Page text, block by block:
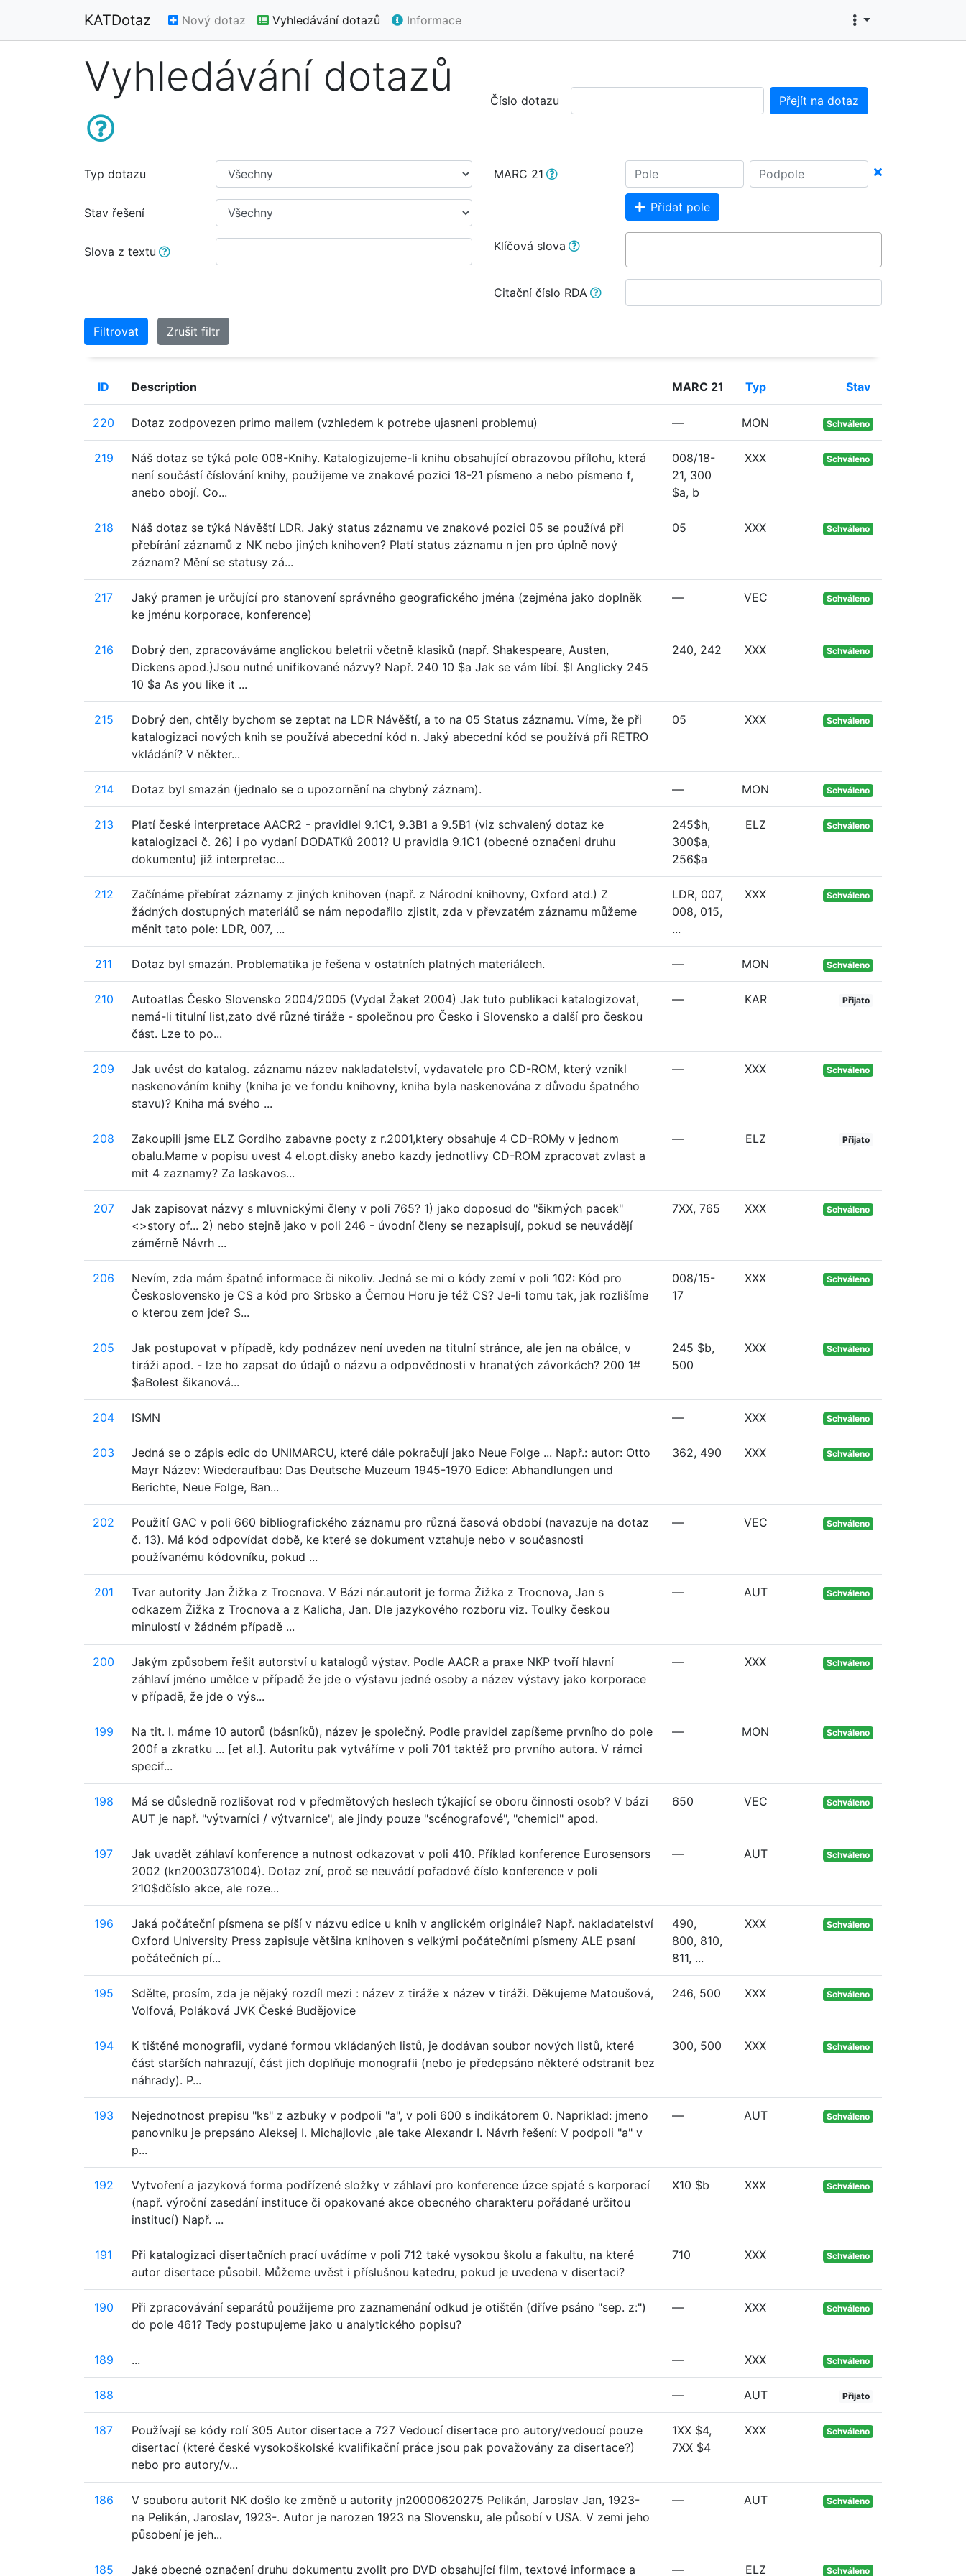
KATDotaz Nový dotaz Vyhledávání dotazů Informace
Vyhledávání dotazů Číslo dotazu Přejít na dotaz
Typ dotazu
Stav řešení
Slova z textu
MARC 21
Přidat pole
Klíčová slova
Citační číslo RDA
Filtrovat Zrušit filtr
ID Description MARC 21 Typ Stav
220 Dotaz zodpovezen primo mailem (vzhledem k potrebe ujasneni problemu) — MON Schváleno
219
Náš dotaz se týká pole 008-Knihy. Katalogizujeme-li knihu obsahující obrazovou přílohu, která
není součástí číslování knihy, použijeme ve znakové pozici 18-21 písmeno a nebo písmeno f,
anebo obojí. Co...
008/18-
21, 300
$a, b
XXX Schváleno
218
Náš dotaz se týká Návěští LDR. Jaký status záznamu ve znakové pozici 05 se používá při
přebírání záznamů z NK nebo jiných knihoven? Platí status záznamu n jen pro úplně nový
záznam? Mění se statusy zá...
05 XXX Schváleno
217
Jaký pramen je určující pro stanovení správného geografického jména (zejména jako doplněk
ke jménu korporace, konference)
— VEC Schváleno
216
Dobrý den, zpracováváme anglickou beletrii včetně klasiků (např. Shakespeare, Austen,
Dickens apod.)Jsou nutné unifikované názvy? Např. 240 10 $a Jak se vám líbí. $l Anglicky 245
10 $a As you like it ...
240, 242 XXX Schváleno
215
Dobrý den, chtěly bychom se zeptat na LDR Návěští, a to na 05 Status záznamu. Víme, že při
katalogizaci nových knih se používá abecední kód n. Jaký abecední kód se používá při RETRO
vkládání? V někter...
05 XXX Schváleno
214 Dotaz byl smazán (jednalo se o upozornění na chybný záznam). — MON Schváleno
213
Platí české interpretace AACR2 - pravidlel 9.1C1, 9.3B1 a 9.5B1 (viz schvalený dotaz ke
katalogizaci č. 26) i po vydaní DODATKů 2001? U pravidla 9.1C1 (obecné označeni druhu
dokumentu) již interpretac...
245$h,
300$a,
256$a
ELZ Schváleno
212
Začínáme přebírat záznamy z jiných knihoven (např. z Národní knihovny, Oxford atd.) Z
žádných dostupných materiálů se nám nepodařilo zjistit, zda v převzatém záznamu můžeme
měnit tato pole: LDR, 007, ...
LDR, 007,
008, 015,
...
XXX Schváleno
211 Dotaz byl smazán. Problematika je řešena v ostatních platných materiálech. — MON Schváleno
210
Autoatlas Česko Slovensko 2004/2005 (Vydal Žaket 2004) Jak tuto publikaci katalogizovat,
nemá-li titulní list,zato dvě různé tiráže - společnou pro Česko i Slovensko a další pro českou
část. Lze to po...
— KAR Přijato
209
Jak uvést do katalog. záznamu název nakladatelství, vydavatele pro CD-ROM, který vznikl
naskenováním knihy (kniha je ve fondu knihovny, kniha byla naskenována z důvodu špatného
stavu)? Kniha má svého ...
— XXX Schváleno
208
Zakoupili jsme ELZ Gordiho zabavne pocty z r.2001,ktery obsahuje 4 CD-ROMy v jednom
obalu.Mame v popisu uvest 4 el.opt.disky anebo kazdy jednotlivy CD-ROM zpracovat zvlast a
mit 4 zaznamy? Za laskavos...
— ELZ Přijato
207
Jak zapisovat názvy s mluvnickými členy v poli 765? 1) jako doposud do "šikmých pacek"
<>story of... 2) nebo stejně jako v poli 246 - úvodní členy se nezapisují, pokud se neuvádějí
záměrně Návrh ...
7XX, 765 XXX Schváleno
206
Nevím, zda mám špatné informace či nikoliv. Jedná se mi o kódy zemí v poli 102: Kód pro
Československo je CS a kód pro Srbsko a Černou Horu je též CS? Je-li tomu tak, jak rozlišíme
o kterou zem jde? S...
008/15-
17
XXX Schváleno
205
Jak postupovat v případě, kdy podnázev není uveden na titulní stránce, ale jen na obálce, v
tiráži apod. - lze ho zapsat do údajů o názvu a odpovědnosti v hranatých závorkách? 200 1#
$aBolest šikanová...
245 $b,
500
XXX Schváleno
204 ISMN — XXX Schváleno
203
Jedná se o zápis edic do UNIMARCU, které dále pokračují jako Neue Folge ... Např.: autor: Otto
Mayr Název: Wiederaufbau: Das Deutsche Muzeum 1945-1970 Edice: Abhandlungen und
Berichte, Neue Folge, Ban...
362, 490 XXX Schváleno
202
Použití GAC v poli 660 bibliografického záznamu pro různá časová období (navazuje na dotaz
č. 13). Má kód odpovídat době, ke které se dokument vztahuje nebo v současnosti
používanému kódovníku, pokud ...
— VEC Schváleno
201
Tvar autority Jan Žižka z Trocnova. V Bázi nár.autorit je forma Žižka z Trocnova, Jan s
odkazem Žižka z Trocnova a z Kalicha, Jan. Dle jazykového rozboru viz. Toulky českou
minulostí v žádném případě ...
— AUT Schváleno
200
Jakým způsobem řešit autorství u katalogů výstav. Podle AACR a praxe NKP tvoří hlavní
záhlaví jméno umělce v případě že jde o výstavu jedné osoby a název výstavy jako korporace
v případě, že jde o výs...
— XXX Schváleno
199
Na tit. l. máme 10 autorů (básníků), název je společný. Podle pravidel zapíšeme prvního do pole
200f a zkratku ... [et al.]. Autoritu pak vytváříme v poli 701 taktéž pro prvního autora. V rámci
specif...
— MON Schváleno
198
Má se důsledně rozlišovat rod v předmětových heslech týkající se oboru činnosti osob? V bázi
AUT je např. "výtvarníci / výtvarnice", ale jindy pouze "scénografové", "chemici" apod.
650 VEC Schváleno
197
Jak uvadět záhlaví konference a nutnost odkazovat v poli 410. Příklad konference Eurosensors
2002 (kn20030731004). Dotaz zní, proč se neuvádí pořadové číslo konference v poli
210$dčíslo akce, ale roze...
— AUT Schváleno
196
Jaká počáteční písmena se píší v názvu edice u knih v anglickém originále? Např. nakladatelství
Oxford University Press zapisuje většina knihoven s velkými počátečními písmeny ALE psaní
počátečních pí...
490,
800, 810,
811, ...
XXX Schváleno
195
Sdělte, prosím, zda je nějaký rozdíl mezi : název z tiráže x název v tiráži. Děkujeme Matoušová,
Volfová, Poláková JVK České Budějovice
246, 500 XXX Schváleno
194
K tištěné monografii, vydané formou vkládaných listů, je dodávan soubor nových listů, které
část starších nahrazují, část jich doplňuje monografii (nebo je předepsáno některé odstranit bez
náhrady). P...
300, 500 XXX Schváleno
193
Nejednotnost prepisu "ks" z azbuky v podpoli "a", v poli 600 s indikátorem 0. Napriklad: jmeno
panovniku je prepsáno Aleksej I. Michajlovic ,ale take Alexandr I. Návrh řešení: V podpoli "a" v
p...
— AUT Schváleno
192
Vytvoření a jazyková forma podřízené složky v záhlaví pro konference úzce spjaté s korporací
(např. výroční zasedání instituce či opakované akce obecného charakteru pořádané určitou
institucí) Např. ...
X10 $b XXX Schváleno
191
Při katalogizaci disertačních prací uvádíme v poli 712 také vysokou školu a fakultu, na které
autor disertace působil. Můžeme uvěst i příslušnou katedru, pokud je uvedena v disertaci?
710 XXX Schváleno
190
Při zpracovávání separátů použijeme pro zaznamenání odkud je otištěn (dříve psáno "sep. z:")
do pole 461? Tedy postupujeme jako u analytického popisu?
— XXX Schváleno
189 ... — XXX Schváleno
188 — AUT Přijato
187
Používají se kódy rolí 305 Autor disertace a 727 Vedoucí disertace pro autory/vedoucí pouze
disertací (které české vysokoškolské kvalifikační práce jsou pak považovány za disertace?)
nebo pro autory/v...
1XX $4,
7XX $4
XXX Schváleno
186
V souboru autorit NK došlo ke změně u autority jn20000620275 Pelikán, Jaroslav Jan, 1923-
na Pelikán, Jaroslav, 1923-. Autor je narozen 1923 na Slovensku, ale působí v USA. V zemi jeho
působení je jeh...
— AUT Schváleno
185 Jaké obecné označení druhu dokumentu zvolit pro DVD obsahující film, textové informace a — ELZ Schváleno